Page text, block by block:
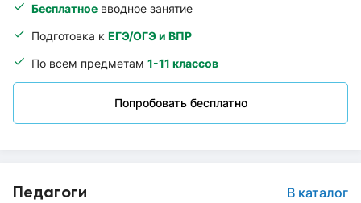
Бесплатное вводное занятие
Подготовка к ЕГЭ/ОГЭ и ВПР
По всем предметам 1-11 классов
Попробовать бесплатно
Педагоги В каталог